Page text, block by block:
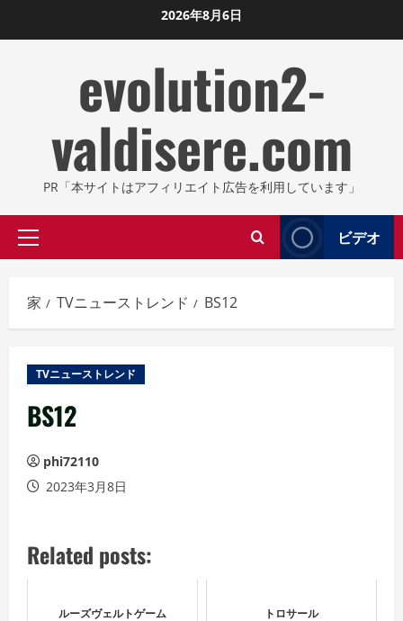
ン
2026年8月6日
evolution2-
valdisere.com
PR「本サイトはアフィリエイト広告を利用しています」
プ
イ
マ
ニ
ュ
ー
ビデオ
家 TVニューストレンド BS12
TVニューストレンド
BS12
phi72110
2023年3月8日
Related posts:
ルーズヴェルトゲーム トロサール